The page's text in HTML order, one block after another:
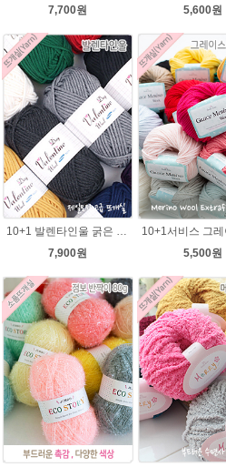
7,700원
5,600원
10+1 발렌타인울 굵은 뜨개실/뜨개질실/손뜨개실/목도리털실/제일모직뜨개실
7,900원
5,500원